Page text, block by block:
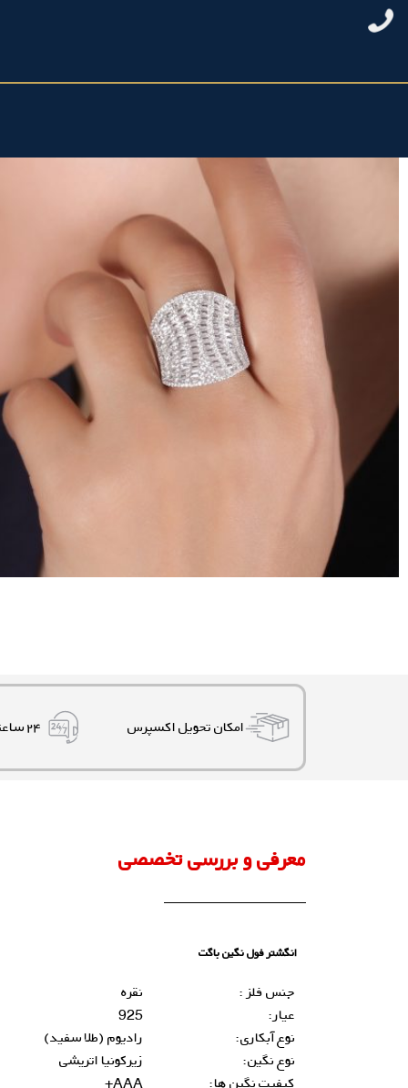
خانه/
امکان تحویل اکسپرس ۲۴ ساعته، ۷ روز هفته
معرفی و بررسی تخصصی
انگشتر فول نگین باگت
جنس فلز :
نقره
عیار:
925
نوع آبکاری:
رادیوم (طلا سفید)
نوع نگین:
زیرکونیا اتریشی
کیفیت نگین ها:
AAA+